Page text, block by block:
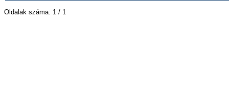
Oldalak száma: 1 / 1